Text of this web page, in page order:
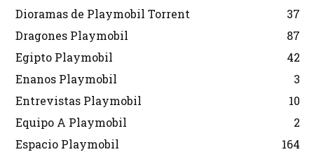
Dioramas de Playmobil Torrent
37
Dragones Playmobil
87
Egipto Playmobil
42
Enanos Playmobil
3
Entrevistas Playmobil
10
Equipo A Playmobil
2
Espacio Playmobil
164